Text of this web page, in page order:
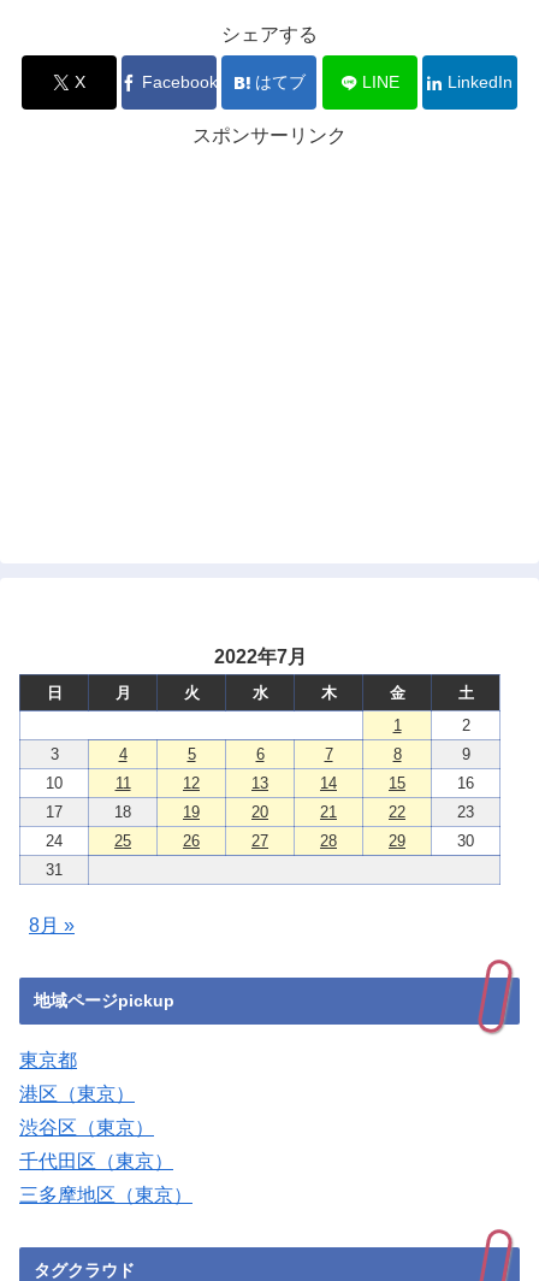
シェアする
X Facebook はてブ LINE LinkedIn
スポンサーリンク
2022年7月
日 月 火 水 木 金
土
1
2
3
4 5 6 7 8
9
10
11 12 13 14 15
16
17
18 19 20 21 22
23
24
25 26 27 28 29
30
31
8月 »
地域ページpickup
東京都
港区（東京）
渋谷区（東京）
千代田区（東京）
三多摩地区（東京）
タグクラウド